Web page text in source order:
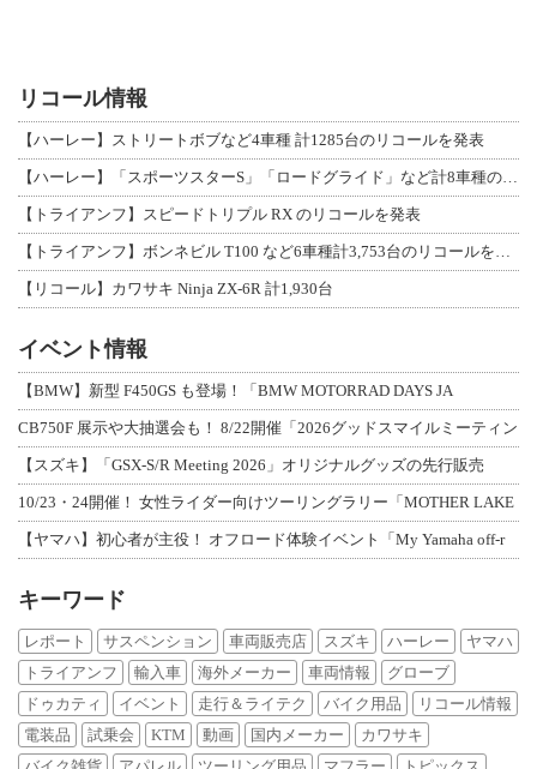
リコール情報
【ハーレー】ストリートボブなど4車種 計1285台のリコールを発表
【ハーレー】「スポーツスターS」「ロードグライド」など計8車種のリコールを発表
【トライアンフ】スピードトリプル RX のリコールを発表
【トライアンフ】ボンネビル T100 など6車種計3,753台のリコールを発表
【リコール】カワサキ Ninja ZX-6R 計1,930台
イベント情報
【BMW】新型 F450GS も登場！「BMW MOTORRAD DAYS JA
CB750F 展示や大抽選会も！ 8/22開催「2026グッドスマイルミーティン
【スズキ】「GSX-S/R Meeting 2026」オリジナルグッズの先行販売
10/23・24開催！ 女性ライダー向けツーリングラリー「MOTHER LAKE
【ヤマハ】初心者が主役！ オフロード体験イベント「My Yamaha off-r
キーワード
レポート サスペンション 車両販売店 スズキ ハーレー
ヤマハ
トライアンフ
輸入車 海外メーカー 車両情報
グローブ
ドゥカティ
イベント 走行＆ライテク バイク用品
リコール情報
電装品
試乗会 KTM 動画 国内メーカー
カワサキ